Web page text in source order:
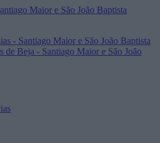
de Beja - Santiago Maior e São João